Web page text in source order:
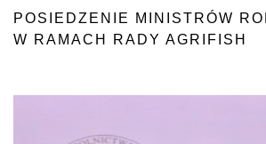
POSIEDZENIE MINISTRÓW
W RAMACH RADY AGRIFISH